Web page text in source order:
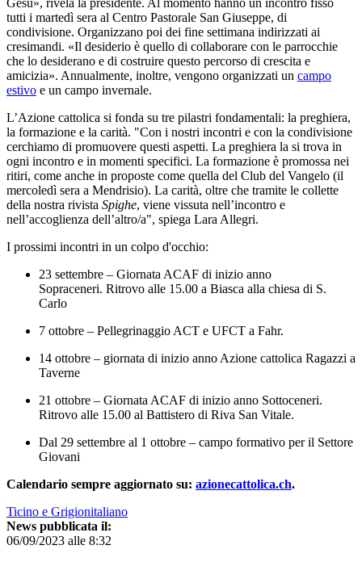
tutti i martedì sera al Centro Pastorale San Giuseppe, di
condivisione. Organizzano poi dei fine settimana indirizzati ai
cresimandi. «Il desiderio è quello di collaborare con le parrocchie
che lo desiderano e di costruire questo percorso di crescita e
amicizia». Annualmente, inoltre, vengono organizzati un campo
estivo e un campo invernale.
L’Azione cattolica si fonda su tre pilastri fondamentali: la preghiera,
la formazione e la carità. "Con i nostri incontri e con la condivisione
cerchiamo di promuovere questi aspetti. La preghiera la si trova in
ogni incontro e in momenti specifici. La formazione è promossa nei
ritiri, come anche in proposte come quella del Club del Vangelo (il
mercoledì sera a Mendrisio). La carità, oltre che tramite le collette
della nostra rivista Spighe, viene vissuta nell’incontro e
nell’accoglienza dell’altro/a", spiega Lara Allegri.
I prossimi incontri in un colpo d'occhio:
23 settembre – Giornata ACAF di inizio anno
Sopraceneri. Ritrovo alle 15.00 a Biasca alla chiesa di S.
Carlo
7 ottobre – Pellegrinaggio ACT e UFCT a Fahr.
14 ottobre – giornata di inizio anno Azione cattolica Ragazzi a
Taverne
21 ottobre – Giornata ACAF di inizio anno Sottoceneri.
Ritrovo alle 15.00 al Battistero di Riva San Vitale.
Dal 29 settembre al 1 ottobre – campo formativo per il Settore
Giovani
Calendario sempre aggiornato su: azionecattolica.ch.
Ticino e Grigionitaliano
News pubblicata il:
06/09/2023 alle 8:32